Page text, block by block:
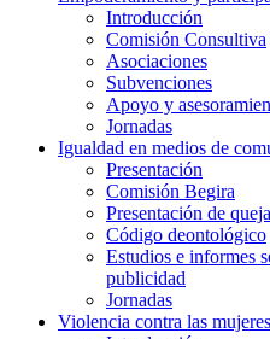
Introducción
Comisión Consultiva
Asociaciones
Subvenciones
Apoyo y
Jornadas
Igualdad en medios de
Presentación
Comisión Begira
Presentación de
Código deontológico
Estudios e informes
publicidad
Jornadas
Violencia contra las mujeres